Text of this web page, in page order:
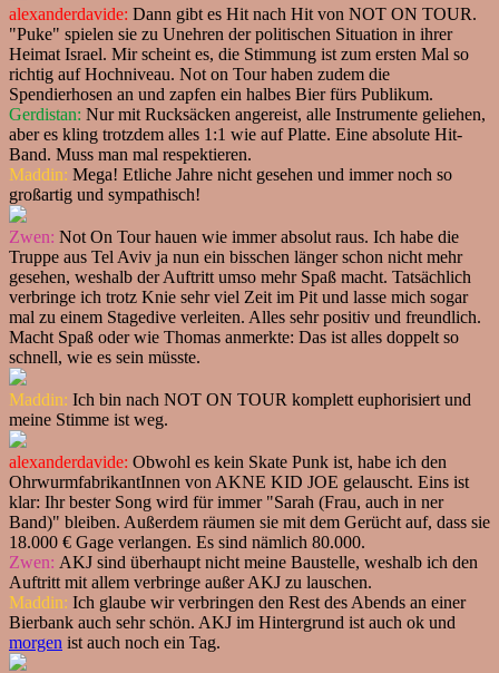
alexanderdavide: Dann gibt es Hit nach Hit von NOT ON TOUR.
"Puke" spielen sie zu Unehren der politischen Situation in ihrer
Heimat Israel. Mir scheint es, die Stimmung ist zum ersten Mal so
richtig auf Hochniveau. Not on Tour haben zudem die
Spendierhosen an und zapfen ein halbes Bier fürs Publikum.
Gerdistan: Nur mit Rucksäcken angereist, alle Instrumente geliehen,
aber es kling trotzdem alles 1:1 wie auf Platte. Eine absolute Hit-
Band. Muss man mal respektieren.
Maddin: Mega! Etliche Jahre nicht gesehen und immer noch so
großartig und sympathisch!
Zwen: Not On Tour hauen wie immer absolut raus. Ich habe die
Truppe aus Tel Aviv ja nun ein bisschen länger schon nicht mehr
gesehen, weshalb der Auftritt umso mehr Spaß macht. Tatsächlich
verbringe ich trotz Knie sehr viel Zeit im Pit und lasse mich sogar
mal zu einem Stagedive verleiten. Alles sehr positiv und freundlich.
Macht Spaß oder wie Thomas anmerkte: Das ist alles doppelt so
schnell, wie es sein müsste.
Maddin: Ich bin nach NOT ON TOUR komplett euphorisiert und
meine Stimme ist weg.
alexanderdavide: Obwohl es kein Skate Punk ist, habe ich den
OhrwurmfabrikantInnen von AKNE KID JOE gelauscht. Eins ist
klar: Ihr bester Song wird für immer "Sarah (Frau, auch in ner
Band)" bleiben. Außerdem räumen sie mit dem Gerücht auf, dass sie
18.000 € Gage verlangen. Es sind nämlich 80.000.
Zwen: AKJ sind überhaupt nicht meine Baustelle, weshalb ich den
Auftritt mit allem verbringe außer AKJ zu lauschen.
Maddin: Ich glaube wir verbringen den Rest des Abends an einer
Bierbank auch sehr schön. AKJ im Hintergrund ist auch ok und
morgen ist auch noch ein Tag.